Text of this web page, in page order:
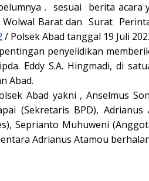
. sesuai berita acara
Barat dan Surat
/ Polsek Abad tanggal 19 Juli
penyelidikan
Eddy S.A. Hingmadi, di
Abad.
Abad yakni , Anselmus
(Sekretaris BPD), Adrianus
Seprianto Muhuweni
Adrianus Atamou